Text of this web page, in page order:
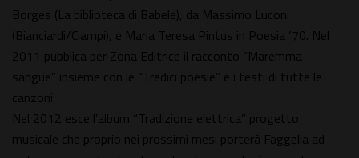
Borges (La biblioteca di Babele), da Massimo Luconi
(Bianciardi/Ciampi), e Maria Teresa Pintus in Poesia ‘70. Nel
2011 pubblica per Zona Editrice il racconto “Maremma
sangue” insieme con le “Tredici poesie” e i testi di tutte le
canzoni.
Nel 2012 esce l’album “Tradizione elettrica” progetto
musicale che proprio nei prossimi mesi porterà Faggella ad